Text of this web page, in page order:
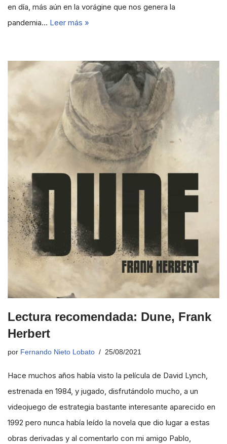
en día, más aún en la vorágine que nos genera la
pandemia… Leer más »
Lectura recomendada: Dune, Frank
Herbert
por Fernando Nieto Lobato 25/08/2021
Hace muchos años había visto la película de David Lynch,
estrenada en 1984, y jugado, disfrutándolo mucho, a un
videojuego de estrategia bastante interesante aparecido en
1992 pero nunca había leído la novela que dio lugar a estas
obras derivadas y al comentarlo con mi amigo Pablo,